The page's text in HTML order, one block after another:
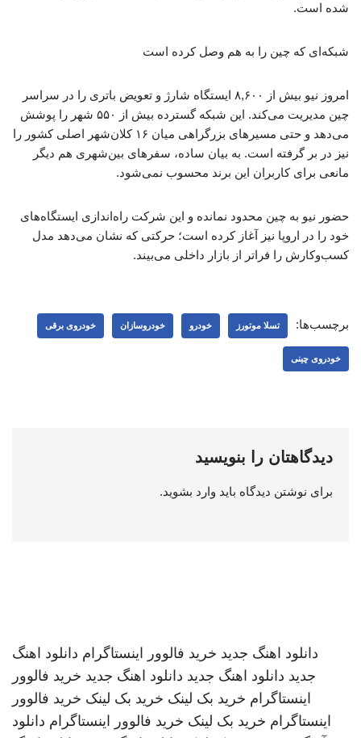
شده است.
شبکه‌ای که چین را به هم وصل کرده است
امروز نیو بیش از ۸,۶۰۰ ایستگاه شارژ و تعویض باتری را در سراسر
چین مدیریت می‌کند. این شبکه گسترده بیش از ۵۵۰ شهر را پوشش
می‌دهد و حتی مسیرهای بزرگراهی میان ۱۶ کلان‌شهر اصلی کشور را
نیز در بر گرفته است. به بیان ساده، سفرهای بین‌شهری هم دیگر
مانعی برای کاربران این برند محسوب نمی‌شود.
حضور نیو به چین محدود نمانده و این شرکت راه‌اندازی ایستگاه‌های
خود را در اروپا نیز آغاز کرده است؛ حرکتی که نشان می‌دهد مدل
کسب‌وکارش را فراتر از بازار داخلی می‌بیند.
برچسب‌ها: تسلا موتورز خودرو خودروسازان خودروی برقی
خودروی چینی
دیدگاهتان را بنویسید
برای نوشتن دیدگاه باید وارد بشوید.
دانلود اهنگ جدید خرید فالوور اینستاگرام دانلود اهنگ
جدید دانلود اهنگ جدید دانلود اهنگ جدید خرید فالوور
اینستاگرام خرید بک لینک خرید بک لینک خرید فالوور
اینستاگرام خرید بک لینک خرید فالوور اینستاگرام دانلود